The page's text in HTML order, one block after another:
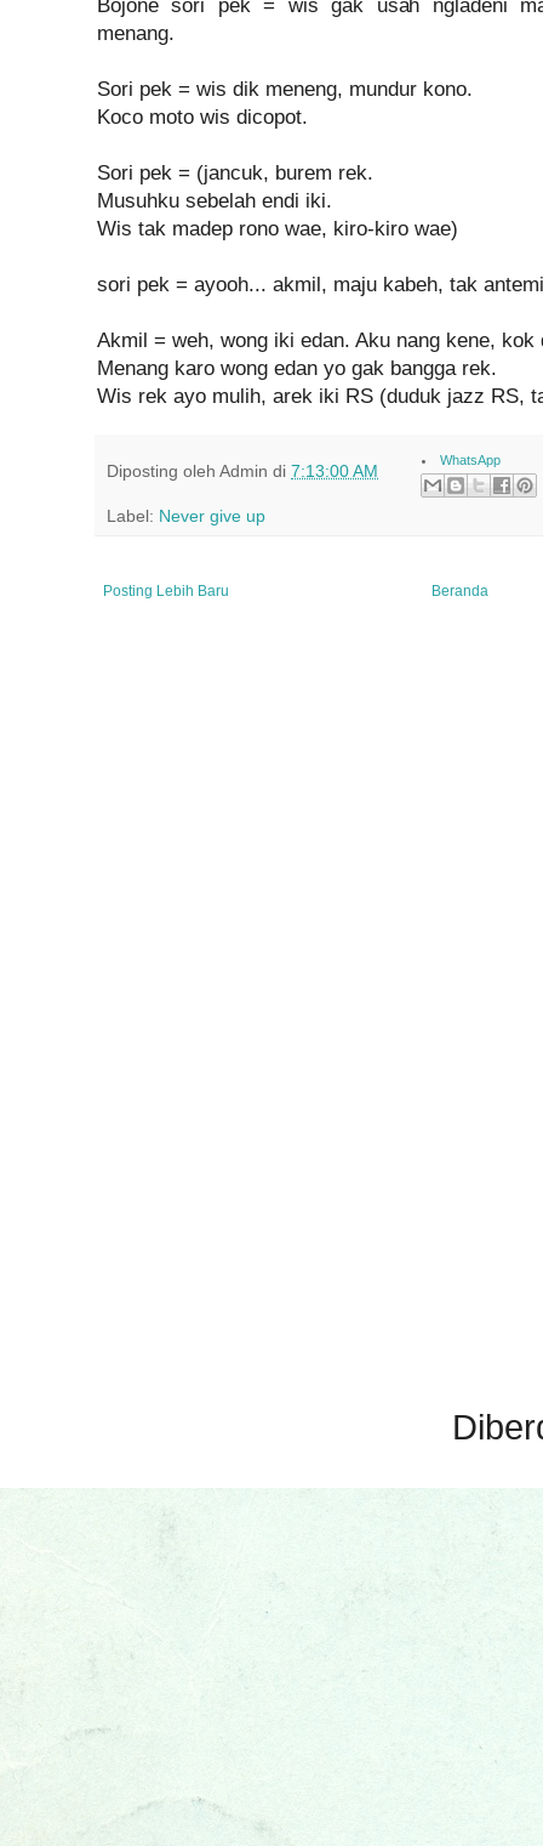
Bojone sori pek = wis gak usah ngladeni
menang.
Sori pek = wis dik meneng, mundur kono.
Koco moto wis dicopot.
Sori pek = (jancuk, burem rek.
Musuhku sebelah endi iki.
Wis tak madep rono wae, kiro-kiro wae)
sori pek = ayooh... akmil, maju kabeh, tak
Akmil = weh, wong iki edan. Aku nang kene, kok
Menang karo wong edan yo gak bangga rek.
Wis rek ayo mulih, arek iki RS (duduk jazz RS,
Diposting oleh Admin di 7:13:00 AM
WhatsApp
Label: Never give up
Posting Lebih Baru Beranda